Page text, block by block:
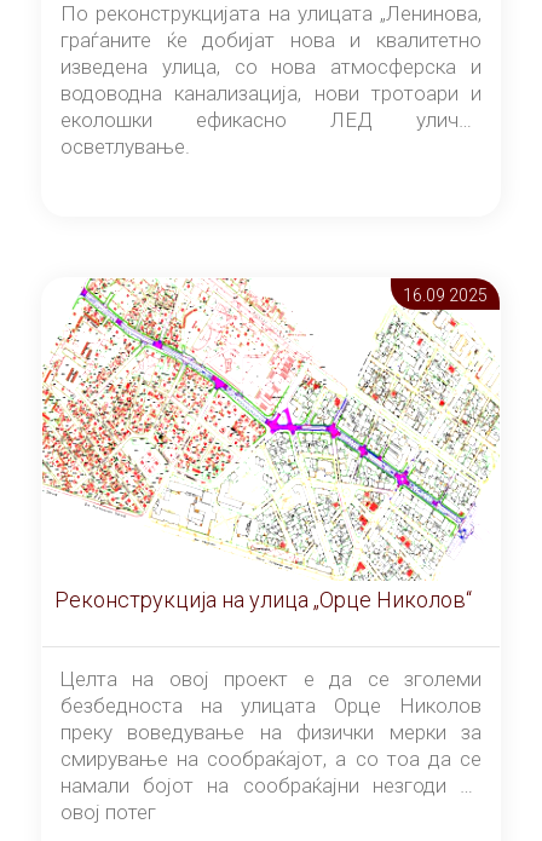
По реконструкцијата на улицата „Ленинова,
граѓаните ќе добијат нова и квалитетно
изведена улица, со нова атмосферска и
водоводна канализација, нови тротоари и
еколошки ефикасно ЛЕД улично
осветлување.
16.09 2025
Реконструкција на улица „Орце Николов“
Целта на овој проект е да се зголеми
безбедноста на улицата Орце Николов
преку воведување на физички мерки за
смирување на сообраќајот, а со тоа да се
намали бојот на сообраќајни незгоди на
овој потег